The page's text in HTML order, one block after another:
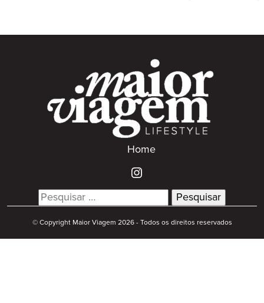
Home
Search
for:
© Copyright Maior Viagem 2026 - Todos os direitos reservados